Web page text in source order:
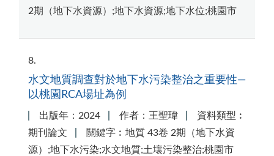
2期（地下水資源）;地下水資源;地下水位;桃園市
8
水文地質調查對於地下水污染整治之重要性—
以桃園RCA場址為例
出版年：2024 作者：王聖瑋
資料類型︰
期刊論文
關鍵字︰地質 43卷 2期（地下水資
源）;地下水污染;水文地質;土壤污染整治;桃園市